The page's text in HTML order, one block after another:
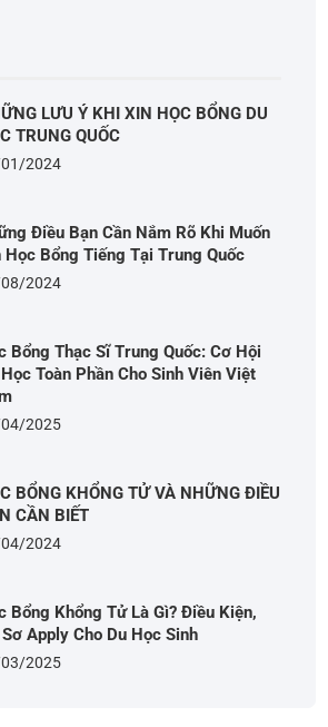
LƯU Ý KHI XIN HỌC BỔNG DU
TRUNG QUỐC
2024
Điều Bạn Cần Nắm Rõ Khi Muốn
Học Bổng Tiếng Tại Trung Quốc
2024
Bổng Thạc Sĩ Trung Quốc: Cơ Hội
Toàn Phần Cho Sinh Viên Việt
2025
BỔNG KHỔNG TỬ VÀ NHỮNG ĐIỀU
CẦN BIẾT
2024
Bổng Khổng Tử Là Gì? Điều Kiện,
Apply Cho Du Học Sinh
2025